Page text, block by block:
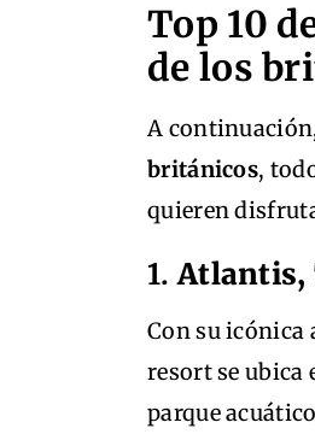
Top 10
de los
A
británicos,
quieren
1.Atlantis,
Con su icónica
resort se ubica
parque